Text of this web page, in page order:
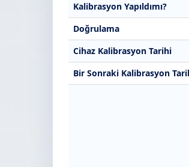
Kalibrasyon Yapıldımı?
Doğrulama
Cihaz Kalibrasyon Tarihi
Bir Sonraki Kalibrasyon